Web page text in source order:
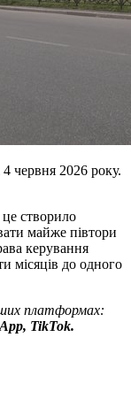
червня 2026 року.
створило
майже півтори
керування
місяців до одного
платформах:
TikTok.